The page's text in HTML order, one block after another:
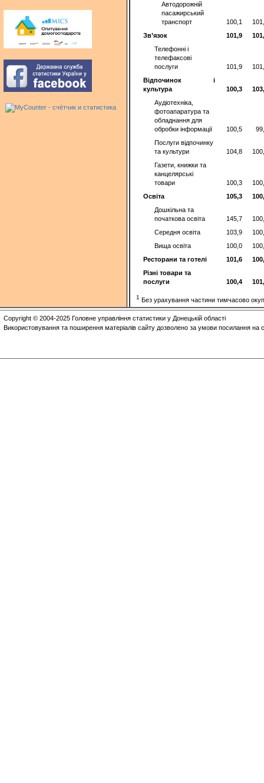
Автодорожній
пасажирський
транспорт
100,1
Зв’язок
101,9
Телефонні і
телефаксові
послуги
101,9
Відпочинок і
культура
100,3
Аудіотехніка,
фотоапаратура та
обладнання для
обробки інформації
100,5
Послуги відпочинку
та культури
104,8
Газети, книжки та
канцелярські
товари
100,3
Освіта
105,3
Дошкільна та
початкова освіта
145,7
Середня освіта
103,9
Вища освіта
100,0
Ресторани та готелі
101,6
Різні товари та
послуги
100,4
1 Без урахування частини тимчасово
Copyright © 2004-2025 Головне управління статистики у Донецькій області
Використовування та поширення матеріалів сайту дозволено за умови посилання на